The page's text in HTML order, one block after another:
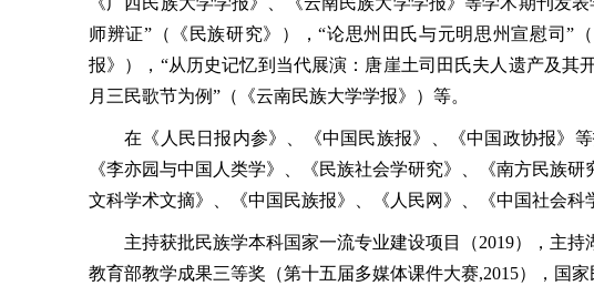
师辨证”（《民族研究》），“论思州田氏与元明思州宣慰司”
报》），“从历史记忆到当代展演：唐崖土司田氏夫人遗产及
月三民歌节为例”（《云南民族大学学报》）等。
在《人民日报内参》、《中国民族报》、《中国政协报》
《李亦园与中国人类学》、《民族社会学研究》、《南方民族
文科学术文摘》、《中国民族报》、《人民网》、《中国社会
主持获批民族学本科国家一流专业建设项目（2019），主
教育部教学成果三等奖（第十五届多媒体课件大赛,2015），国